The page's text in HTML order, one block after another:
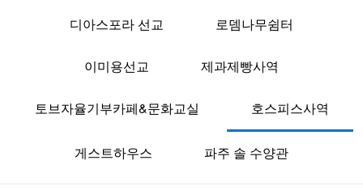
디아스포라 선교 로뎀나무쉼터
이미용선교 제과제빵사역
토브자율기부카페&문화교실 호스피스사역
게스트하우스 파주 솔 수양관